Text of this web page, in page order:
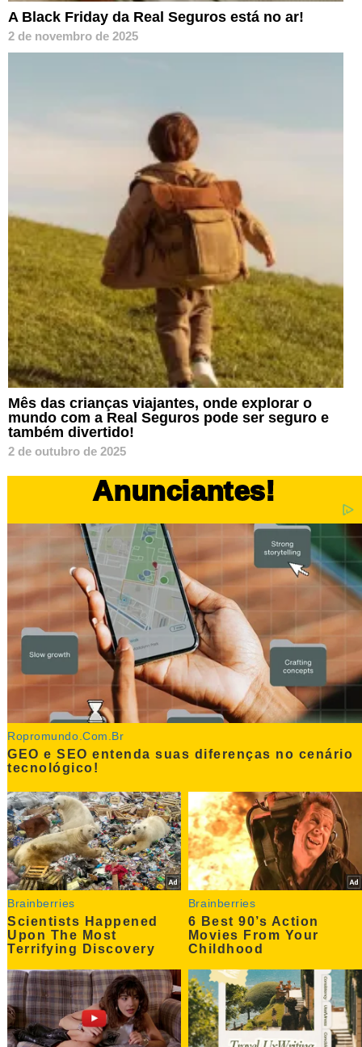
A Black Friday da Real Seguros está no ar!
2 de novembro de 2025
Mês das crianças viajantes, onde explorar o
mundo com a Real Seguros pode ser seguro e
também divertido!
2 de outubro de 2025
Anunciantes!